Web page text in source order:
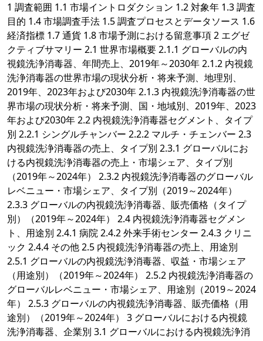
1 調査範囲 1.1 市場イントロダクション 1.2 対象年 1.3 調査
目的 1.4 市場調査手法 1.5 調査プロセスとデータソース 1.6
経済指標 1.7 通貨 1.8 市場予測における留意事項 2 エグゼ
クティブサマリー 2.1 世界市場概要 2.1.1 グローバルの内
視鏡洗浄消毒器、年間売上、2019年～2030年 2.1.2 内視鏡
洗浄消毒器の世界市場の現状分析・将来予測、地理別、
2019年、2023年および2030年 2.1.3 内視鏡洗浄消毒器の世
界市場の現状分析・将来予測、国・地域別、2019年、2023
年および2030年 2.2 内視鏡洗浄消毒器セグメント、タイプ
別 2.2.1 シングルチャンバー 2.2.2 マルチ・チェンバー 2.3
内視鏡洗浄消毒器の売上、タイプ別 2.3.1 グローバルにお
ける内視鏡洗浄消毒器の売上・市場シェア、タイプ別
（2019年～2024年） 2.3.2 内視鏡洗浄消毒器のグローバル
レベニュー・市場シェア、タイプ別（2019～2024年）
2.3.3 グローバルの内視鏡洗浄消毒器、販売価格（タイプ
別）（2019年～2024年） 2.4 内視鏡洗浄消毒器セグメン
ト、用途別 2.4.1 病院 2.4.2 外来手術センター 2.4.3 クリニ
ック 2.4.4 その他 2.5 内視鏡洗浄消毒器の売上、用途別
2.5.1 グローバルの内視鏡洗浄消毒器、収益・市場シェア
（用途別）（2019年～2024年） 2.5.2 内視鏡洗浄消毒器の
グローバルレベニュー・市場シェア、用途別（2019～2024
年） 2.5.3 グローバルの内視鏡洗浄消毒器、販売価格（用
途別）（2019年～2024年） 3 グローバルにおける内視鏡
洗浄消毒器、企業別 3.1 グローバルにおける内視鏡洗浄消